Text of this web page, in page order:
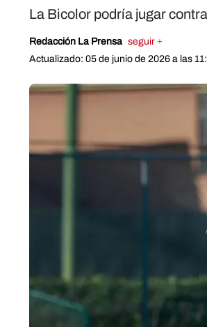
La Bicolor podría jugar
Redacción La Prensa seguir +
Actualizado: 05 de junio de 2026 a las